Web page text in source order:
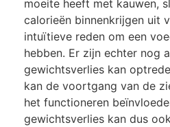
moeite heeft met kauwen,
calorieën binnenkrijgen uit
intuïtieve reden om een
hebben. Er zijn echter nog
gewichtsverlies kan
kan de voortgang van de
het functioneren
gewichtsverlies kan dus